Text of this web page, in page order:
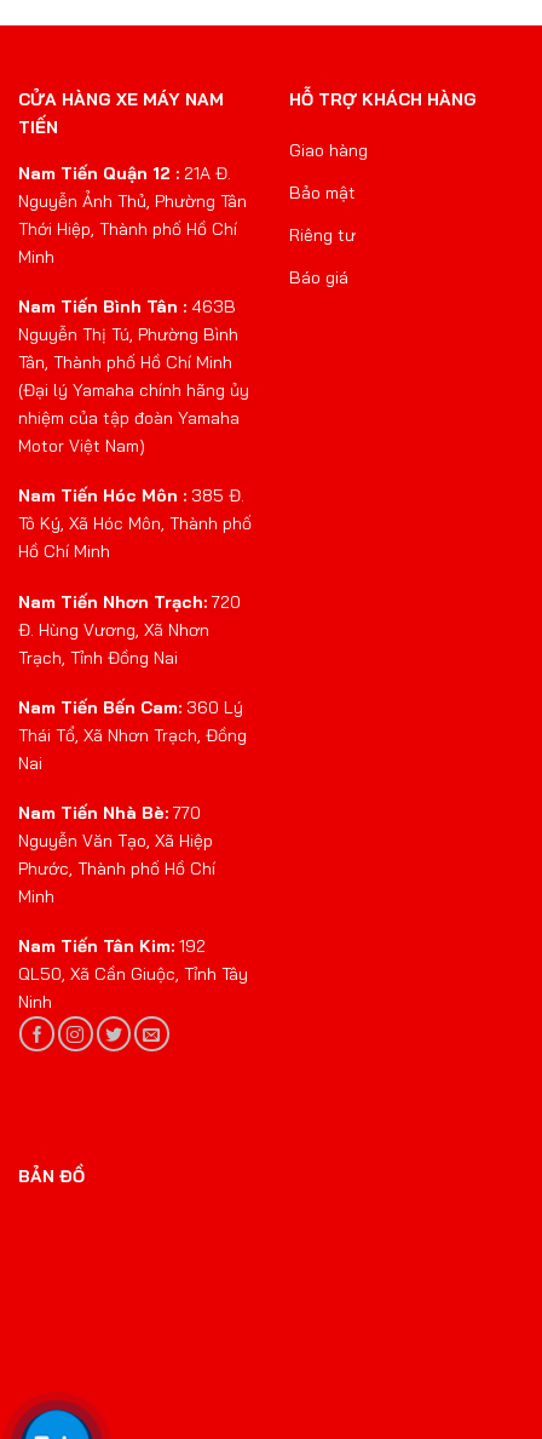
CỬA HÀNG XE MÁY NAM
TIẾN
Nam Tiến Quận 12 : 21A Đ.
Nguyễn Ảnh Thủ, Phường Tân
Thới Hiệp, Thành phố Hồ Chí
Minh
Nam Tiến Bình Tân : 463B
Nguyễn Thị Tú, Phường Bình
Tân, Thành phố Hồ Chí Minh
(Đại lý Yamaha chính hãng ủy
nhiệm của tập đoàn Yamaha
Motor Việt Nam)
Nam Tiến Hóc Môn : 385 Đ.
Tô Ký, Xã Hóc Môn, Thành phố
Hồ Chí Minh
Nam Tiến Nhơn Trạch: 720
Đ. Hùng Vương, Xã Nhơn
Trạch, Tỉnh Đồng Nai
Nam Tiến Bến Cam: 360 Lý
Thái Tổ, Xã Nhơn Trạch, Đồng
Nai
Nam Tiến Nhà Bè: 770
Nguyễn Văn Tạo, Xã Hiệp
Phước, Thành phố Hồ Chí
Minh
Nam Tiến Tân Kim: 192
QL50, Xã Cần Giuộc, Tỉnh Tây
Ninh
HỖ TRỢ KHÁCH HÀNG
Giao hàng
Bảo mật
Riêng tư
Báo giá
BẢN ĐỒ